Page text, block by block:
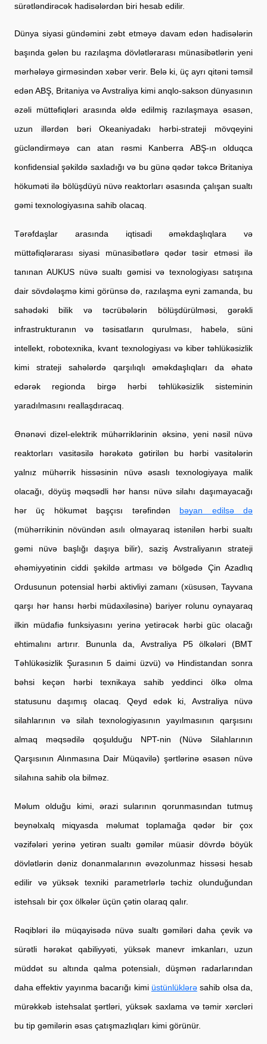
sürətləndirəcək hadisələrdən biri hesab edilir.
Dünya siyasi gündəmini zəbt etməyə davam edən hadisələrin
başında gələn bu razılaşma dövlətlərarası münasibətlərin yeni
mərhələyə girməsindən xəbər verir. Belə ki, üç ayrı qitəni təmsil
edən ABŞ, Britaniya və Avstraliya kimi anqlo-sakson dünyasının
əzəli müttəfiqləri arasında əldə edilmiş razılaşmaya əsasən,
uzun illərdən bəri Okeaniyadakı hərbi-strateji mövqeyini
gücləndirməyə can atan rəsmi Kanberra ABŞ-ın olduqca
konfidensial şəkildə saxladığı və bu günə qədər təkcə Britaniya
hökuməti ilə bölüşdüyü nüvə reaktorları əsasında çalışan sualtı
gəmi texnologiyasına sahib olacaq.
Tərəfdaşlar arasında iqtisadi əməkdaşlıqlara və
müttəfiqlərarası siyasi münasibətlərə qədər təsir etməsi ilə
tanınan AUKUS nüvə sualtı gəmisi və texnologiyası satışına
dair sövdələşmə kimi görünsə də, razılaşma eyni zamanda, bu
sahədəki bilik və təcrübələrin bölüşdürülməsi, gərəkli
infrastrukturanın və təsisatların qurulması, habelə, süni
intellekt, robotexnika, kvant texnologiyası və kiber təhlükəsizlik
kimi strateji sahələrdə qarşılıqlı əməkdaşlıqları da əhatə
edərək regionda birgə hərbi təhlükəsizlik sisteminin
yaradılmasını reallaşdıracaq.
Ənənəvi dizel-elektrik mühərriklərinin əksinə, yeni nəsil nüvə
reaktorları vasitəsilə hərəkətə gətirilən bu hərbi vasitələrin
yalnız mühərrik hissəsinin nüvə əsaslı texnologiyaya malik
olacağı, döyüş məqsədli hər hansı nüvə silahı daşımayacağı
hər üç hökumət başçısı tərəfindən
bəyan edilsə də
(mühərrikinin növündən asılı olmayaraq istənilən hərbi sualtı
gəmi nüvə başlığı daşıya bilir), saziş Avstraliyanın strateji
əhəmiyyətinin ciddi şəkildə artması və bölgədə Çin Azadlıq
Ordusunun potensial hərbi aktivliyi zamanı (xüsusən, Tayvana
qarşı hər hansı hərbi müdaxiləsinə) bariyer rolunu oynayaraq
ilkin müdafiə funksiyasını yerinə yetirəcək hərbi güc olacağı
ehtimalını artırır. Bununla da, Avstraliya P5 ölkələri (BMT
Təhlükəsizlik Şurasının 5 daimi üzvü) və Hindistandan sonra
bəhsi keçən hərbi texnikaya sahib yeddinci ölkə olma
statusunu daşımış olacaq. Qeyd edək ki, Avstraliya nüvə
silahlarının və silah texnologiyasının yayılmasının qarşısını
almaq məqsədilə qoşulduğu NPT-nin (Nüvə Silahlarının
Qarşısının Alınmasına Dair Müqavilə) şərtlərinə əsasən nüvə
silahına sahib ola bilməz.
Məlum olduğu kimi, ərazi sularının qorunmasından tutmuş
beynəlxalq miqyasda məlumat toplamağa qədər bir çox
vəzifələri yerinə yetirən sualtı gəmilər müasir dövrdə böyük
dövlətlərin dəniz donanmalarının əvəzolunmaz hissəsi hesab
edilir və yüksək texniki parametrlərlə təchiz olunduğundan
istehsalı bir çox ölkələr üçün çətin olaraq qalır.
Rəqibləri ilə müqayisədə nüvə sualtı gəmiləri daha çevik və
sürətli hərəkət qabiliyyəti, yüksək manevr imkanları, uzun
müddət su altında qalma potensialı, düşmən radarlarından
daha effektiv yayınma bacarığı kimi üstünlüklərə sahib olsa da,
mürəkkəb istehsalat şərtləri, yüksək saxlama və təmir xərcləri
bu tip gəmilərin əsas çatışmazlıqları kimi görünür.